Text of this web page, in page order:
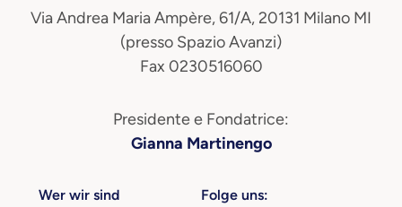
Via Andrea Maria Ampère, 61/A, 20131 Milano MI
(presso Spazio Avanzi)
Fax 0230516060
Presidente e Fondatrice:
Gianna Martinengo
Wer wir sind Folge uns: